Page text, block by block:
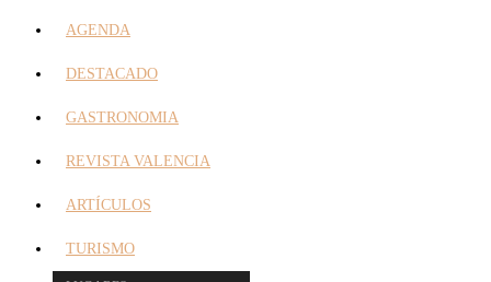
AGENDA
DESTACADO
GASTRONOMIA
REVISTA VALENCIA
ARTÍCULOS
TURISMO